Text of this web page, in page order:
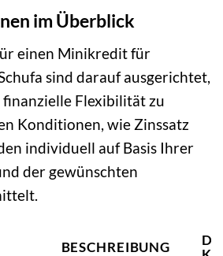
im Überblick
einen Minikredit für
sind darauf ausgerichtet,
Flexibilität zu
Konditionen, wie Zinssatz
individuell auf Basis Ihrer
der gewünschten
BESCHREIBUNG